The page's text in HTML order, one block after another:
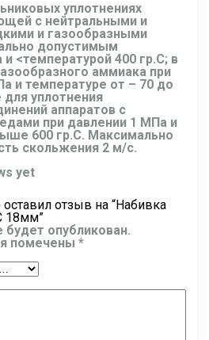
уплотнениях
с нейтральными и
и газообразными
допустимым
<температурой 400 гр.C; в
аммиака при
и температуре от – 70 до
уплотнения
аппаратов с
при давлении 1 МПа и
600 гр.С. Максимально
скольжения 2 м/c.
yet
отзыв на “Набивка
18мм”
опубликован.
помечены *